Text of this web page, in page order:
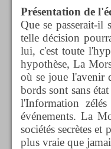
Présentation de
Que se passerait-
telle décision
lui, c'est toute
hypothèse, La
où se joue l'avenir
bords sont sans
l'Information
événements. La
sociétés secrètes
plus vraie que